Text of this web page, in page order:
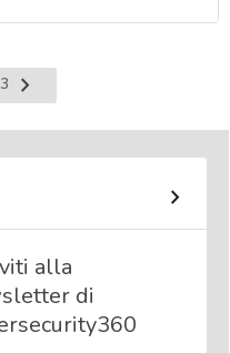
Pagina
successiva
alla
di